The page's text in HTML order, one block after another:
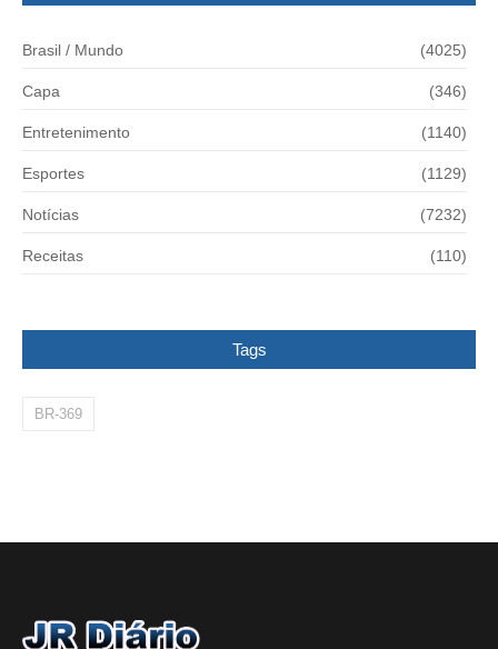
Brasil / Mundo (4025)
Capa (346)
Entretenimento (1140)
Esportes (1129)
Notícias (7232)
Receitas (110)
Tags
BR-369